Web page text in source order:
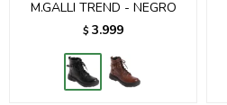
M.GALLI TREND - NEGRO
$ 3.999